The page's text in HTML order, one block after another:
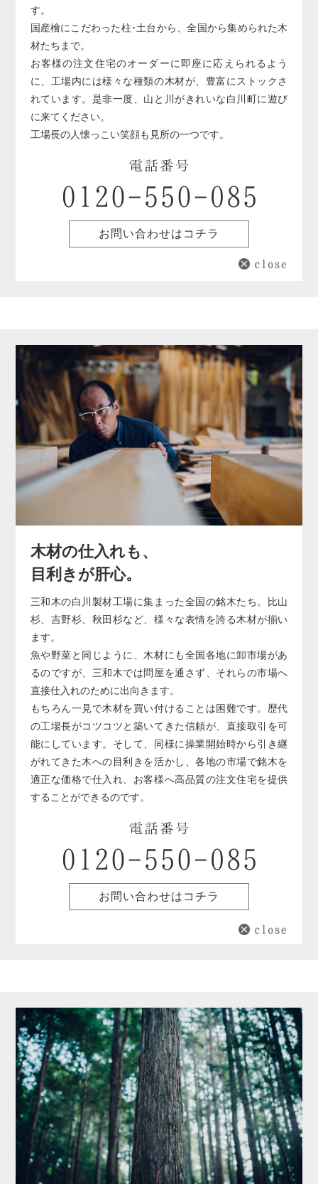
す。
国産檜にこだわった柱･土台から、全国から集められた木
材たちまで。
お客様の注文住宅のオーダーに即座に応えられるよう
に、工場内には様々な種類の木材が、豊富にストックさ
れています。是非一度、山と川がきれいな白川町に遊び
に来てください。
工場長の人懐っこい笑顔も見所の一つです。
お問い合わせはコチラ
木材の仕入れも、
目利きが肝心。
三和木の白川製材工場に集まった全国の銘木たち。
比山
杉、吉野杉、秋田杉など、様々な表情を誇る木材が揃い
ます。
魚や野菜と同じように、木材にも全国各地に卸市場があ
るのですが、三和木では問屋を通さず、それらの市場へ
直接仕入れのために出向きます。
もちろん一見で木材を買い付けることは困難です。 歴代
の工場長がコツコツと築いてきた信頼が、直接取引を可
能にしています。そして、同様に操業開始時から引き継
がれてきた木への目利きを活かし、各地の市場で銘木を
適正な価格で仕入れ、お客様へ高品質の注文住宅を提供
することができるのです。
お問い合わせはコチラ